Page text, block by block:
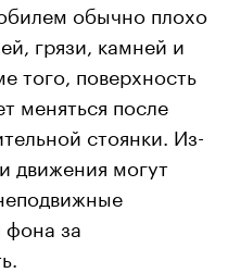
обычно плохо
грязи, камней и
того, поверхность
меняться после
стоянки. Из-
движения могут
за